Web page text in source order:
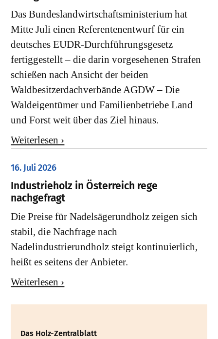
Das Bundeslandwirtschaftsministerium hat
Mitte Juli einen Referentenentwurf für ein
deutsches EUDR-Durchführungsgesetz
fertiggestellt – die darin vorgesehenen Strafen
schießen nach Ansicht der beiden
Waldbesitzerdachverbände AGDW – Die
Waldeigentümer und Familienbetriebe Land
und Forst weit über das Ziel hinaus.
Weiterlesen ›
16. Juli 2026
Industrieholz in Österreich rege
nachgefragt
Die Preise für Nadelsägerundholz zeigen sich
stabil, die Nachfrage nach
Nadelindustrierundholz steigt kontinuierlich,
heißt es seitens der Anbieter.
Weiterlesen ›
Das Holz-Zentralblatt